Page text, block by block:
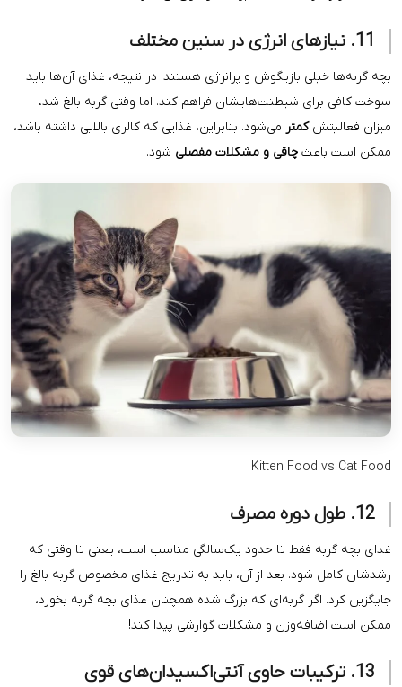
بازیگوش و پرانرژی هستند. در نتیجه، غذای آن‌ها باید
فراهم کند. اما وقتی گربه بالغ شد،
کمترمی‌شود. بنابراین، غذایی که کالری بالایی داشته باشد،
چاقی و مشکلات مفصلی شود.
Kitten
تا حدود یک‌سالگی مناسب است، یعنی تا وقتی که
بعد از آن، باید به تدریج غذای مخصوص گربه بالغ را
گربه‌ای که بزرگ شده همچنان غذای بچه گربه بخورد،
و مشکلات گوارشی پیدا کند!